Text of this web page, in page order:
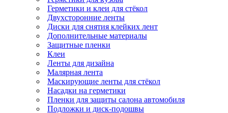
Герметики и клеи для стёкол
Двухсторонние ленты
Диски для снятия клейких лент
Дополнительные материалы
Защитные пленки
Клеи
Ленты для дизайна
Малярная лента
Маскирующие ленты для стёкол
Насадки на герметики
Пленки для защиты салона автомобиля
Подложки и диск-подошвы